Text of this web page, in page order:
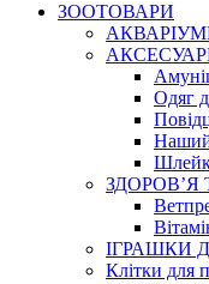
ЗООТОВАРИ
Одяг
ЗДОРОВ’Я
ІГРАШКИ
Клітки для